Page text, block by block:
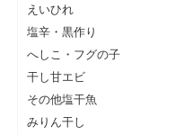
えいひれ
塩辛・黒作り
へしこ・フグの子
干し甘エビ
その他塩干魚
みりん干し